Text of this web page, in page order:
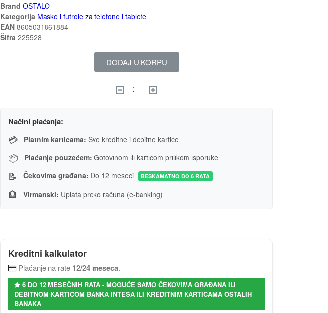
Brand OSTALO
Kategorija Maske i futrole za telefone i tablete
EAN 8605031861884
Šifra 225528
DODAJ U KORPU
Načini plaćanja:
💳 Platnim karticama: Sve kreditne i debitne kartice
📦 Plaćanje pouzećem: Gotovinom ili karticom prilikom isporuke
📝 Čekovima građana: Do 12 meseci BESKAMATNO DO 6 RATA
🏦 Virmanski: Uplata preko računa (e-banking)
Kreditni kalkulator
Plaćanje na rate 12/24 meseca.
6 DO 12 MESEČNIH RATA - MOGUĆE SAMO ČEKOVIMA GRAĐANA ILI
DEBITNOM KARTICOM BANKA INTESA ILI KREDITNIM KARTICAMA OSTALIH
BANAKA